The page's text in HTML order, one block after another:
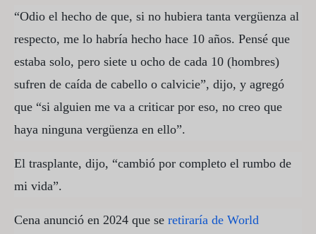
“Odio el hecho de que, si no hubiera tanta vergüenza al
respecto, me lo habría hecho hace 10 años. Pensé que
estaba solo, pero siete u ocho de cada 10 (hombres)
sufren de caída de cabello o calvicie”, dijo, y agregó
que “si alguien me va a criticar por eso, no creo que
haya ninguna vergüenza en ello”.
El trasplante, dijo, “cambió por completo el rumbo de
mi vida”.
Cena anunció en 2024 que se retiraría de World